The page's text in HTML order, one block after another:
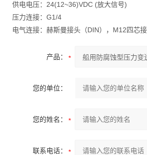
供电电压：24(12~36)VDC (放大信号)
压力连接：G1/4
电气连接：赫斯曼接头（DIN），M12四芯接
产品：
您的单位：
您的姓名：
联系电话：